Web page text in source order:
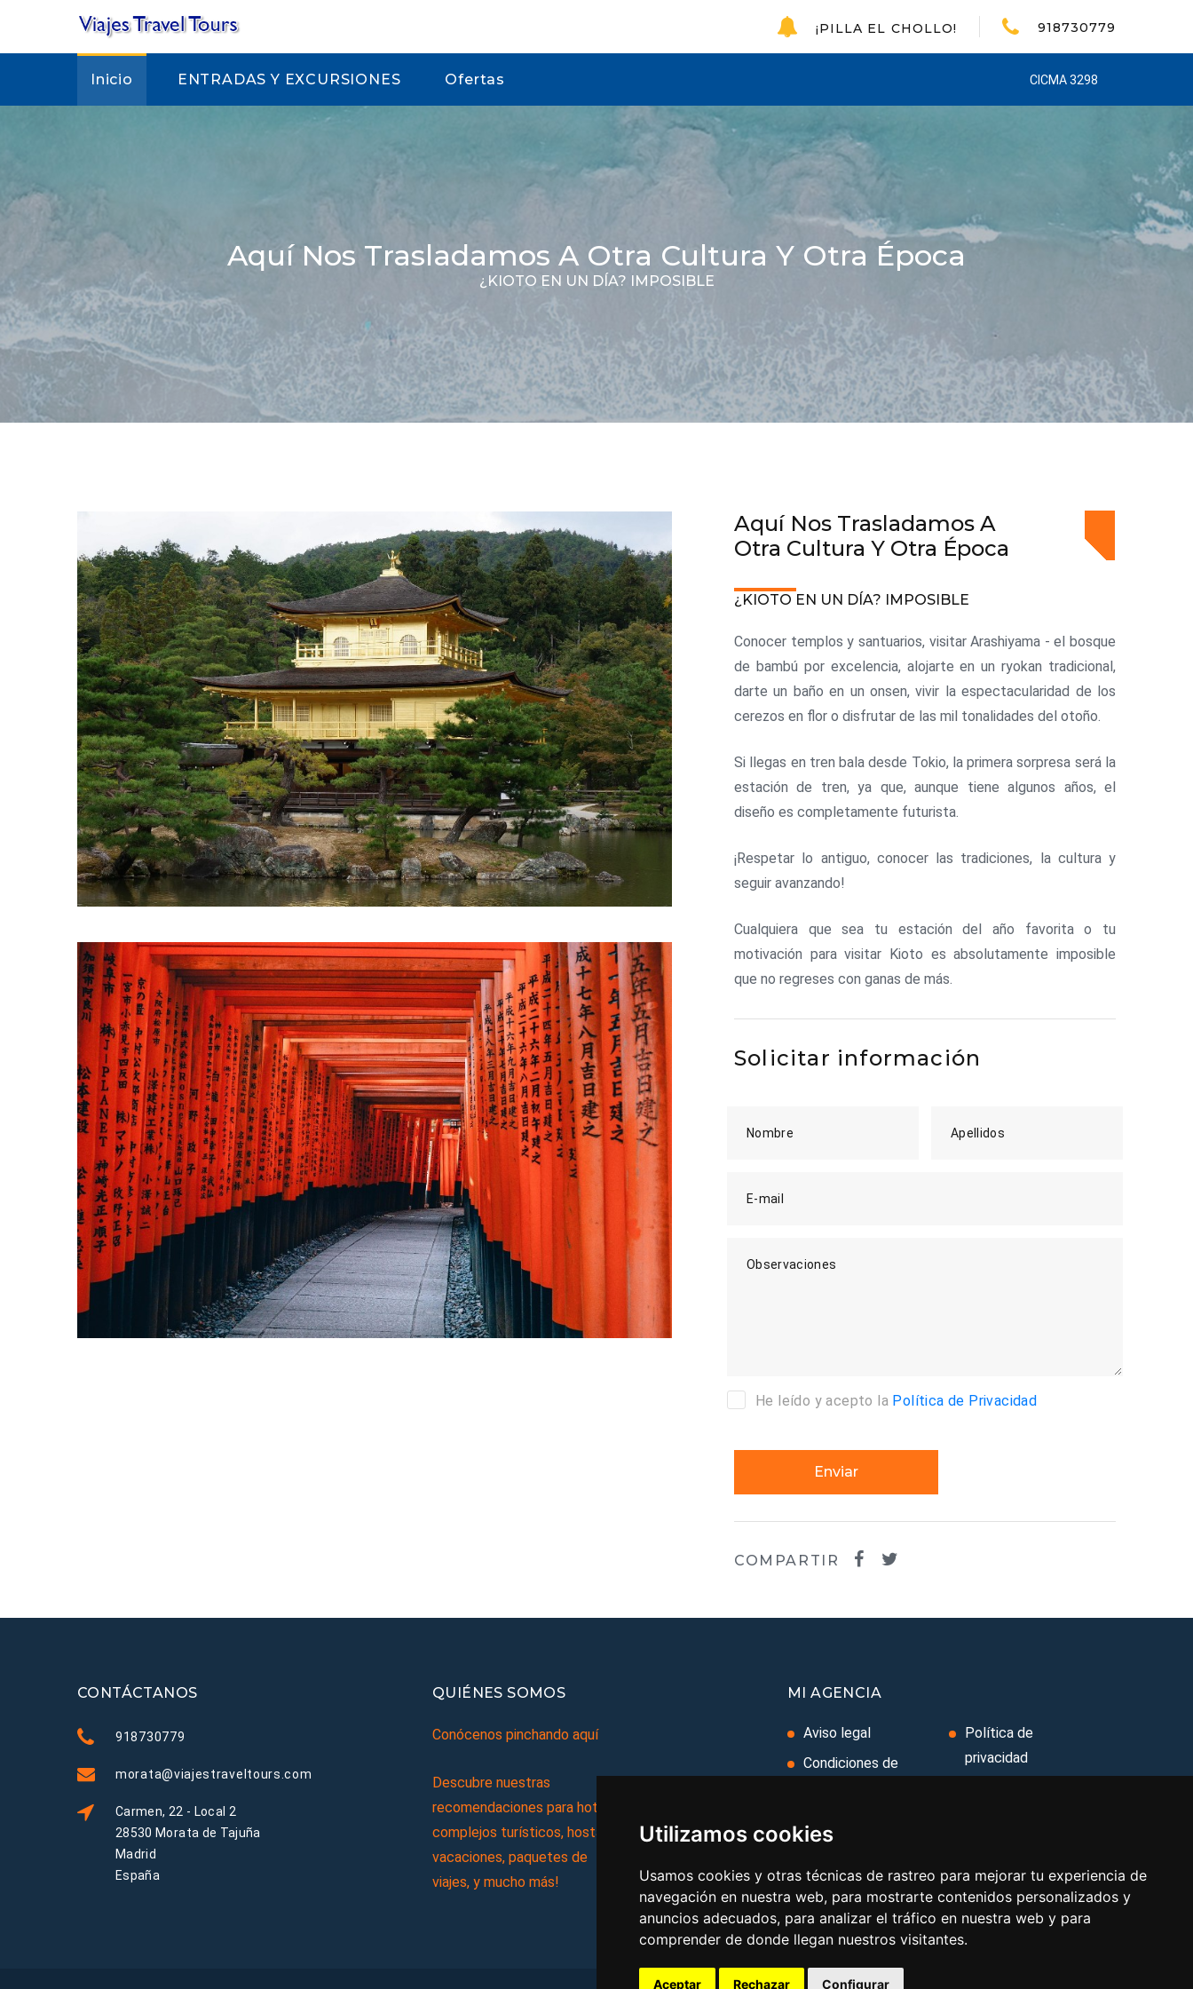
Utilizamos cookies
Usamos cookies y otras técnicas de rastreo para mejorar tu experiencia de
navegación en nuestra web, para mostrarte contenidos personalizados y
anuncios adecuados, para analizar el tráfico en nuestra web y para
comprender de donde llegan nuestros visitantes.
Aceptar Rechazar Configurar
¡PILLA EL CHOLLO! 918730779
CICMA 3298
Inicio ENTRADAS Y EXCURSIONES Ofertas
Aquí Nos Trasladamos A Otra Cultura Y Otra Época
¿KIOTO EN UN DÍA? IMPOSIBLE
Aquí Nos Trasladamos A
Otra Cultura Y Otra Época
¿KIOTO EN UN DÍA? IMPOSIBLE
Conocer templos y santuarios, visitar Arashiyama - el bosque
de bambú por excelencia, alojarte en un ryokan tradicional,
darte un baño en un onsen, vivir la espectacularidad de los
cerezos en flor o disfrutar de las mil tonalidades del otoño.
Si llegas en tren bala desde Tokio, la primera sorpresa será la
estación de tren, ya que, aunque tiene algunos años, el
diseño es completamente futurista.
¡Respetar lo antiguo, conocer las tradiciones, la cultura y
seguir avanzando!
Cualquiera que sea tu estación del año favorita o tu
motivación para visitar Kioto es absolutamente imposible
que no regreses con ganas de más.
Solicitar información
Nombre Apellidos
E-mail
Observaciones
He leído y acepto la Política de Privacidad
Enviar
COMPARTIR
CONTÁCTANOS
918730779
morata@viajestraveltours.com
Carmen, 22 - Local 2
28530 Morata de Tajuña
Madrid
España
QUIÉNES SOMOS
Conócenos pinchando aquí
Descubre nuestras
recomendaciones para hoteles,
complejos turísticos, hostales,
vacaciones, paquetes de
viajes, y mucho más!
MI AGENCIA
Aviso legal
Condiciones de
Generales
Ley de Viajes
Combinados
Política de
privacidad
cookies
Contacto